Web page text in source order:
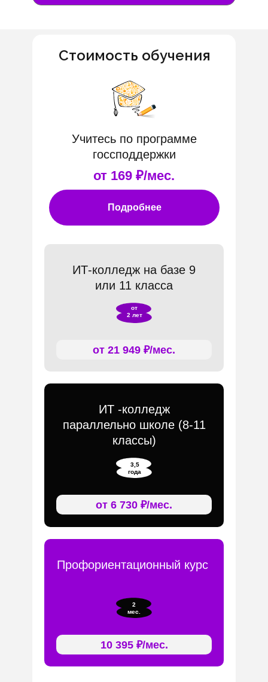
ИТ-колледж на базе 9
или 11 класса
Стоимость обучения
от
2 лет
ИТ -колледж
параллельно школе (8-11
классы)
от 6 730 ₽/мес.
3,5
года
2
мес.
Профориентационный курс
от 21 949 ₽/мес.
10 395 ₽/мес.
Подробнее
Учитесь по программе
госсподдержки
от 169 ₽/мес.